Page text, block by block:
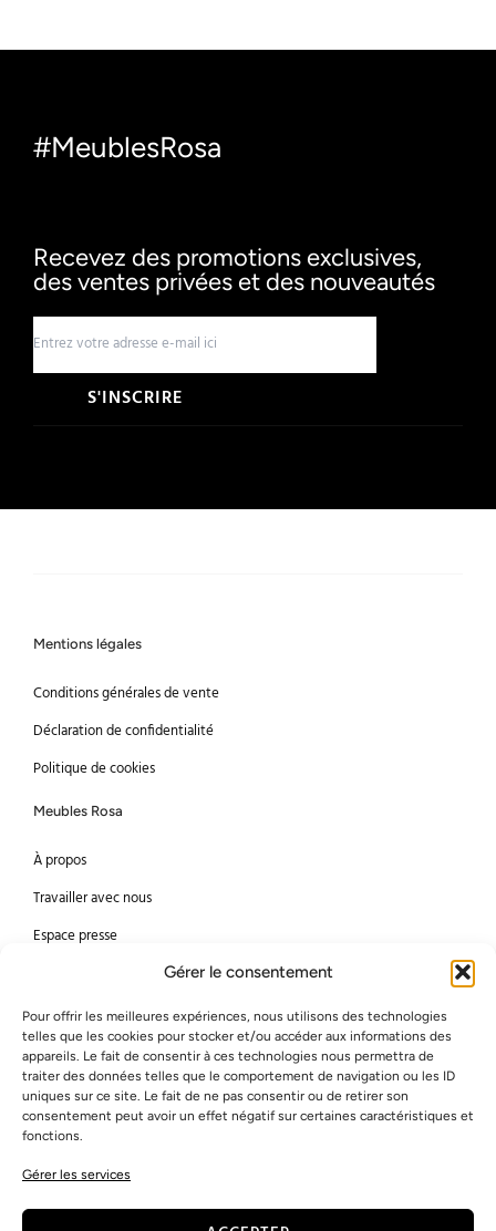
Gérer le consentement
Pour offrir les meilleures expériences, nous utilisons des technologies
telles que les cookies pour stocker et/ou accéder aux informations des
appareils. Le fait de consentir à ces technologies nous permettra de
traiter des données telles que le comportement de navigation ou les ID
uniques sur ce site. Le fait de ne pas consentir ou de retirer son
consentement peut avoir un effet négatif sur certaines caractéristiques et
fonctions.
Gérer les services
#MeublesRosa
Recevez des promotions exclusives,
des ventes privées et des nouveautés
S'INSCRIRE
Mentions légales
Conditions générales de vente
Déclaration de confidentialité
Politique de cookies
Meubles Rosa
À propos
Travailler avec nous
Espace presse
Méthodes de paiement
Mastercard
Bancontact
Virement bancaire
Visa
American Express
PayPal